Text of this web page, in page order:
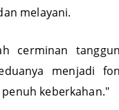
melayani.
cerminan
menjadi
keberkahan."​​​​​​​